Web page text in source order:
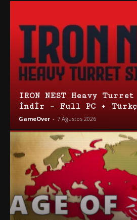
IRON NEST Heavy
İndir – Full PC +
GameOver - 7 Ağustos 2026